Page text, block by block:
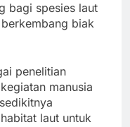
bagi spesies laut
biak
penelitian
manusia
laut untuk